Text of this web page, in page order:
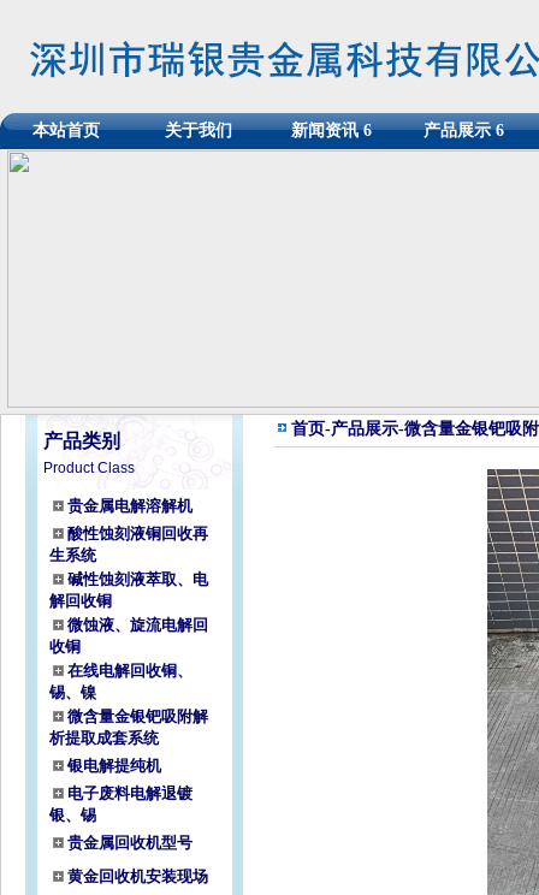
本站首页 关于我们 新闻资讯6 产品展示6
产品类别
Product Class
贵金属电解溶解机
酸性蚀刻液铜回收再
生系统
碱性蚀刻液萃取、电
解回收铜
微蚀液、旋流电解回
收铜
在线电解回收铜、
锡、镍
微含量金银钯吸附解
析提取成套系统
银电解提纯机
电子废料电解退镀
银、锡
贵金属回收机型号
黄金回收机安装现场
首页-产品展示-微含量金银钯吸